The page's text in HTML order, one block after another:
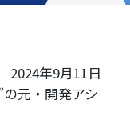
2024年9月11日
元・開発アシ